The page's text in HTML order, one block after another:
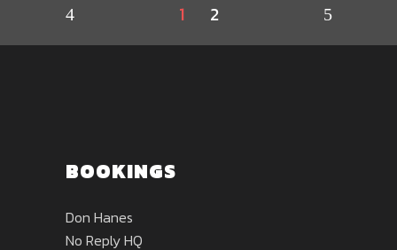
1 2
BOOKINGS
Don Hanes
No Reply HQ